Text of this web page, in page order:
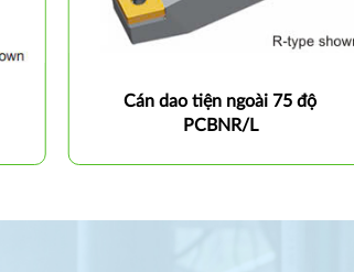
Cán dao tiện ngoài 75 độ
PCBNR/L